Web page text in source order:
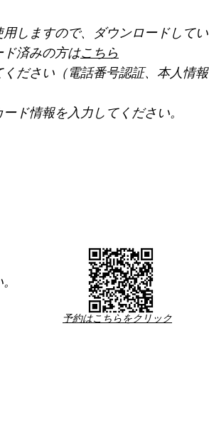
しますので、ダウンロードしてい
済みの方はこちら
ださい（電話番号認証、本人情報
ド情報を入力してください。
予約はこちらをクリック